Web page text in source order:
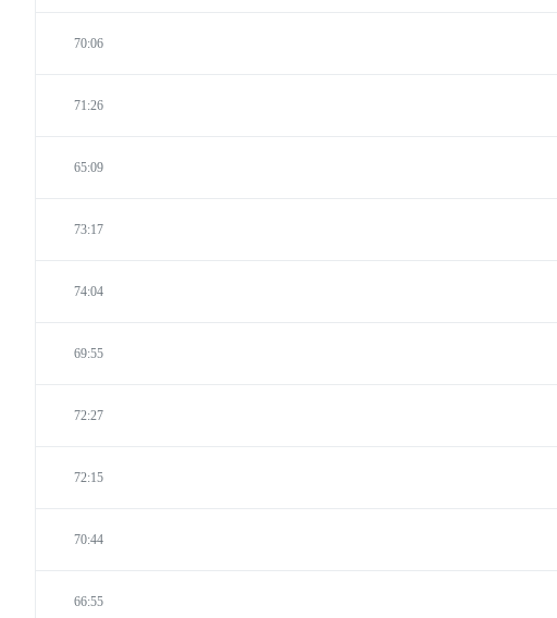
70:06
71:26
65:09
73:17
74:04
69:55
72:27
72:15
70:44
66:55